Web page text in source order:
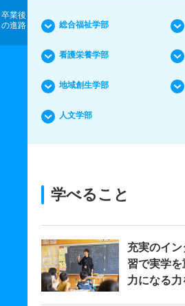
卒業後
の進路
総合福祉学部
看護栄養学部
地域創生学部
人文学部
学べること
充実のイ
習で実学
力になる力